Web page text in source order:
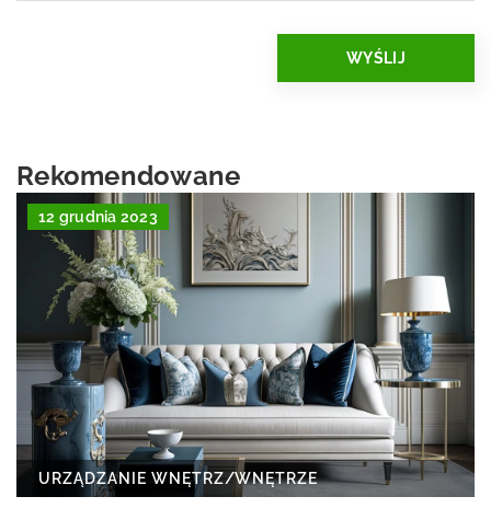
Rekomendowane
12 grudnia 2023
URZĄDZANIE WNĘTRZ/WNĘTRZE